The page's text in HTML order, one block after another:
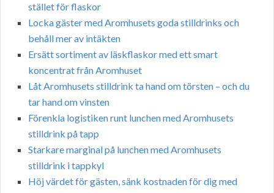
stället för flaskor
Locka gäster med Aromhusets goda stilldrinks och
behåll mer av intäkten
Ersätt sortiment av läskflaskor med ett smart
koncentrat från Aromhuset
Låt Aromhusets stilldrink ta hand om törsten – och du
tar hand om vinsten
Förenkla logistiken runt lunchen med Aromhusets
stilldrink på tapp
Starkare marginal på lunchen med Aromhusets
stilldrink i tappkyl
Höj värdet för gästen, sänk kostnaden för dig med